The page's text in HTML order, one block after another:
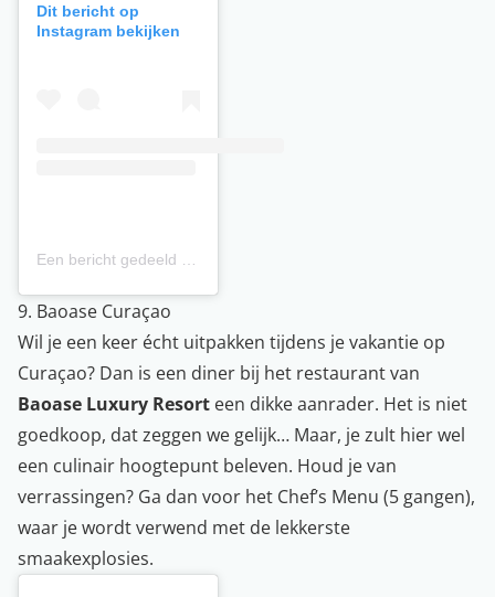
Dit bericht op
Instagram bekijken
9. Baoase Curaçao
Wil je een keer écht uitpakken tijdens je vakantie op
Curaçao? Dan is een diner bij het restaurant van
Baoase Luxury Resort een dikke aanrader. Het is niet
goedkoop, dat zeggen we gelijk… Maar, je zult hier wel
een culinair hoogtepunt beleven. Houd je van
verrassingen? Ga dan voor het Chef’s Menu (5 gangen),
waar je wordt verwend met de lekkerste
smaakexplosies.